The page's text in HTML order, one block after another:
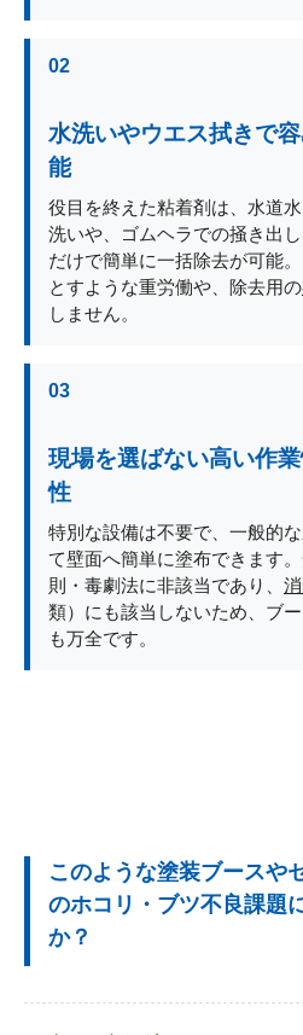
02
水洗いやウエス拭きで
能
役目を終えた粘着剤は、水道
洗いや、ゴムヘラでの掻き出
だけで簡単に一括除去が可能
とすような重労働や、除去用の
しません。
03
現場を選ばない高い作
性
特別な設備は不要で、一般的
て壁面へ簡単に塗布できます
則・毒劇法に非該当であり、
類）にも該当しないため、ブ
も万全です。
このような塗装ブースや
のホコリ・ブツ不良課題
か？